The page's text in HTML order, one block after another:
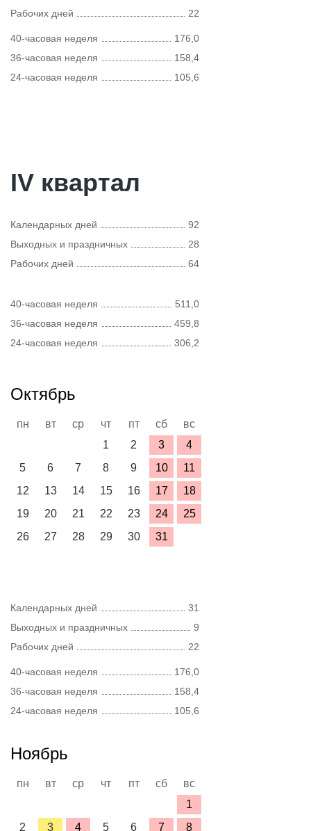
Рабочих дней
22
40-часовая неделя
176,0
36-часовая неделя
158,4
24-часовая неделя
105,6
IV квартал
Календарных дней
92
Выходных и праздничных
28
Рабочих дней
64
40-часовая неделя
511,0
36-часовая неделя
459,8
24-часовая неделя
306,2
Октябрь
пн вт ср чт пт сб
вс
1
2 3
4
5
6 7 8 9 10
11
12
13 14 15 16 17
18
19
20 21 22 23 24
25
26
27 28 29 30 31
Календарных дней
31
Выходных и праздничных
9
Рабочих дней
22
40-часовая неделя
176,0
36-часовая неделя
158,4
24-часовая неделя
105,6
Ноябрь
пн вт ср чт пт сб
вс
1
2
3 4 5 6 7 8